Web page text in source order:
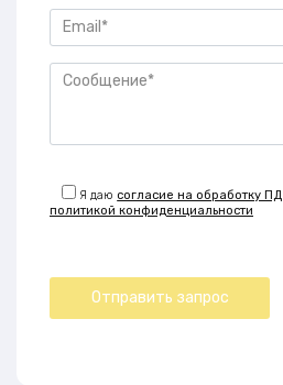
Я даюсогласие на обработку ПД
политикой конфиденциальности